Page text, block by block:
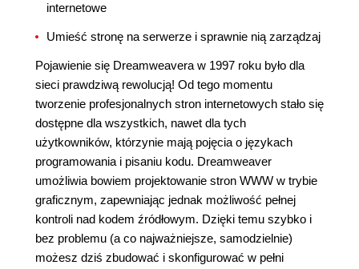
internetowe
Umieść stronę na serwerze i sprawnie nią zarządzaj
Pojawienie się Dreamweavera w 1997 roku było dla
sieci prawdziwą rewolucją! Od tego momentu
tworzenie profesjonalnych stron internetowych stało się
dostępne dla wszystkich, nawet dla tych
użytkowników, którzynie mają pojęcia o językach
programowania i pisaniu kodu. Dreamweaver
umożliwia bowiem projektowanie stron WWW w trybie
graficznym, zapewniając jednak możliwość pełnej
kontroli nad kodem źródłowym. Dzięki temu szybko i
bez problemu (a co najważniejsze, samodzielnie)
możesz dziś zbudować i skonfigurować w pełni